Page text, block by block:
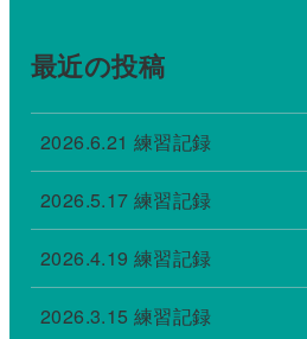
最近の投稿
2026.6.21 練習記録
2026.5.17 練習記録
2026.4.19 練習記録
2026.3.15 練習記録